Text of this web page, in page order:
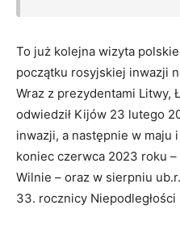
To już kolejna wizyta
początku rosyjskiej inwazji
Wraz z prezydentami Litwy,
odwiedził Kijów 23 lutego
inwazji, a następnie w maju
koniec czerwca 2023 roku
Wilnie – oraz w sierpniu
33. rocznicy Niepodległości